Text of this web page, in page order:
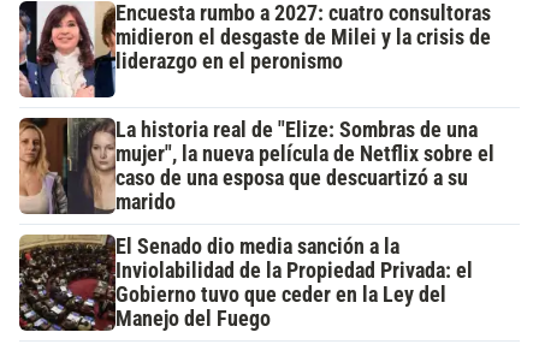
Encuesta rumbo a 2027: cuatro consultoras
midieron el desgaste de Milei y la crisis de
liderazgo en el peronismo
La historia real de "Elize: Sombras de una
mujer", la nueva película de Netflix sobre el
caso de una esposa que descuartizó a su
marido
El Senado dio media sanción a la
Inviolabilidad de la Propiedad Privada: el
Gobierno tuvo que ceder en la Ley del
Manejo del Fuego